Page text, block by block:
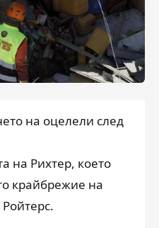
на оцелели след
на Рихтер, което
крайбрежие на